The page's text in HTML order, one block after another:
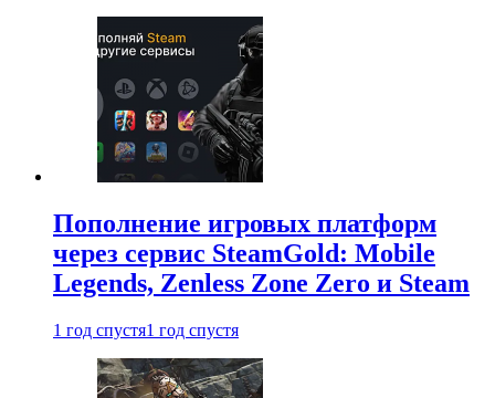
Пополнение игровых платформ
через сервис SteamGold: Mobile
Legends, Zenless Zone Zero и Steam
1 год спустя1 год спустя